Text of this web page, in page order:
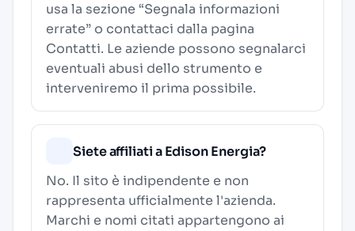
usa la sezione “Segnala informazioni
errate” o contattaci dalla pagina
Contatti. Le aziende possono segnalarci
eventuali abusi dello strumento e
interveniremo il prima possibile.
Siete affiliati a Edison Energia?
No. Il sito è indipendente e non
rappresenta ufficialmente l'azienda.
Marchi e nomi citati appartengono ai